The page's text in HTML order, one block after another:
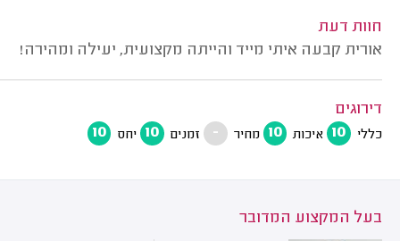
חוות דעת
אורית קבעה איתי מייד והייתה מקצועית, יעילה ומהירה!
דירוגים
כללי 10 איכות 10 מחיר - זמנים 10 יחס 10
בעל המקצוע המדובר